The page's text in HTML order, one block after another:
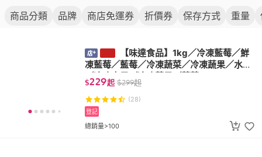
商品分類 品牌 商店免運券 折價券 保存方式 重量
【味達食品】1kg／冷凍藍莓／鮮
凍藍莓／藍莓／冷凍蔬菜／冷凍蔬果／水果
／冷凍水果／冷凍蔬果／蔬菜
$229起 $299起
(28)
總銷量>100
登記